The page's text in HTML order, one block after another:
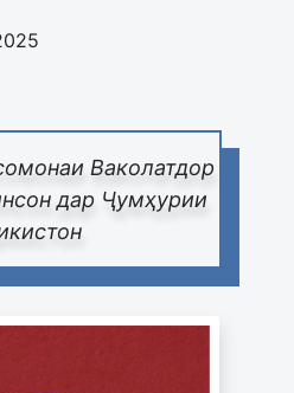
Ваколатдор
дар Ҷумҳурии